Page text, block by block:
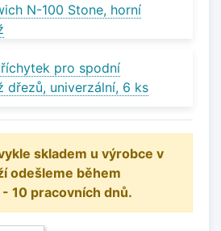
N-100 Stone, horní
pro spodní
dřezů, univerzální, 6 ks
skladem u výrobce v
odešleme během
10 pracovních dnů.